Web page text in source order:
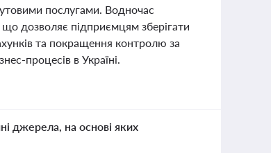
послугами. Водночас
дозволяє підприємцям зберігати
та покращення контролю за
процесів в Україні.
джерела, на основі яких